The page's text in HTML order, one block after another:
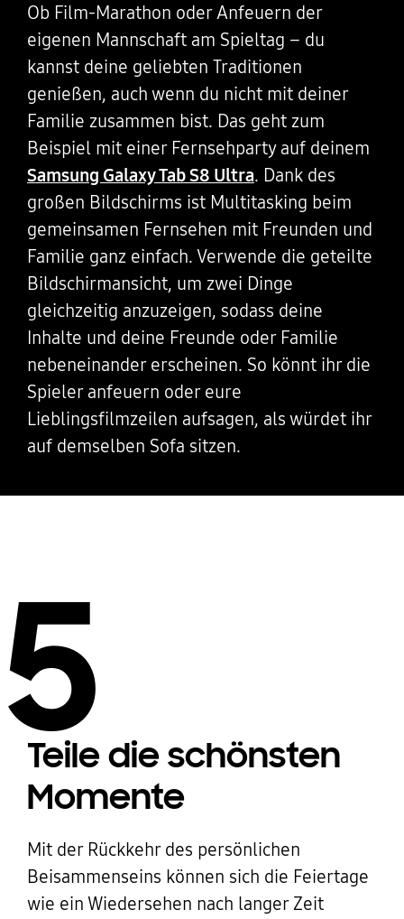
Ob Film-Marathon oder Anfeuern der
eigenen Mannschaft am Spieltag – du
kannst deine geliebten Traditionen
genießen, auch wenn du nicht mit deiner
Familie zusammen bist. Das geht zum
Beispiel mit einer Fernsehparty auf deinem
Samsung Galaxy Tab S8 Ultra. Dank des
großen Bildschirms ist Multitasking beim
gemeinsamen Fernsehen mit Freunden und
Familie ganz einfach. Verwende die geteilte
Bildschirmansicht, um zwei Dinge
gleichzeitig anzuzeigen, sodass deine
Inhalte und deine Freunde oder Familie
nebeneinander erscheinen. So könnt ihr die
Spieler anfeuern oder eure
Lieblingsfilmzeilen aufsagen, als würdet ihr
auf demselben Sofa sitzen.
5
Teile die schönsten
Momente
Mit der Rückkehr des persönlichen
Beisammenseins können sich die Feiertage
wie ein Wiedersehen nach langer Zeit